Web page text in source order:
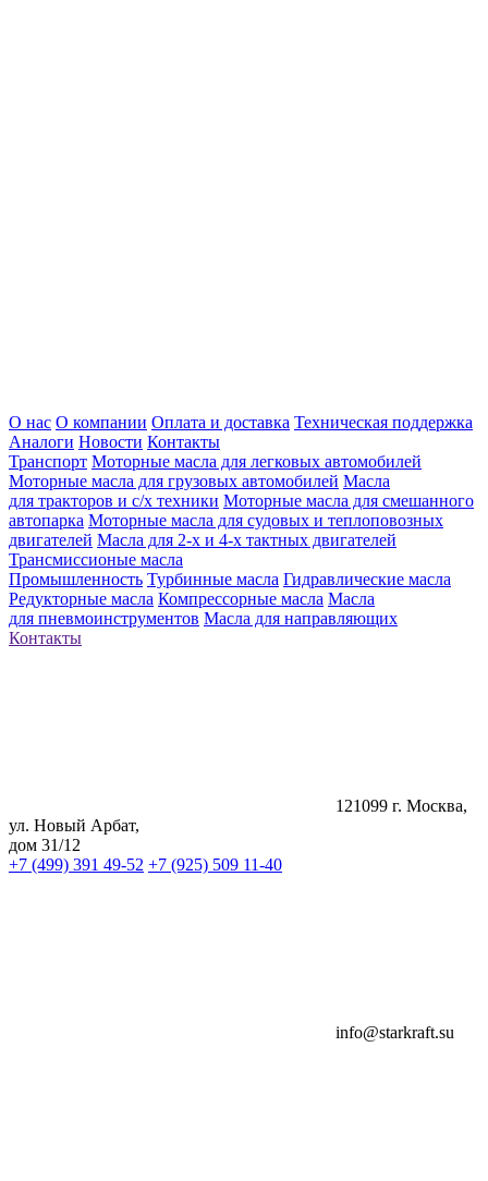
О нас О компании Оплата и доставка Техническая поддержка
Аналоги Новости Контакты
Транспорт Моторные масла для легковых автомобилей
Моторные масла для грузовых автомобилей Масла
для тракторов и с/х техники Моторные масла для смешанного
автопарка Моторные масла для судовых и теплоповозных
двигателей Масла для 2-х и 4-х тактных двигателей
Трансмиссионые масла
Промышленность Турбинные масла Гидравлические масла
Редукторные масла Компрессорные масла Масла
для пневмоинструментов Масла для направляющих
Контакты
121099 г. Москва,
ул. Новый Арбат,
дом 31/12
+7 (499) 391 49-52 +7 (925) 509 11-40
info@starkraft.su